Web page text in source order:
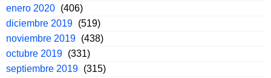
enero 2020 (406)
diciembre 2019 (519)
noviembre 2019 (438)
octubre 2019 (331)
septiembre 2019 (315)